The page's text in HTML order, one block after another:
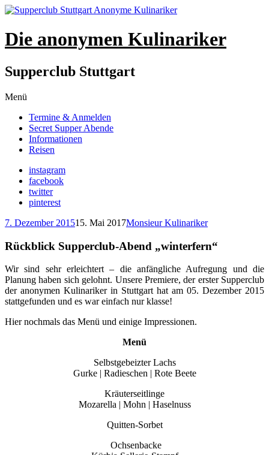
Die anonymen Kulinariker
Supperclub Stuttgart
Menü
springen
Termine & Anmelden
Secret Supper Abende
Informationen
Reisen
instagram
facebook
twitter
pinterest
7. Dezember 201515. Mai 2017Monsieur Kulinariker
Rückblick Supperclub-Abend „winterfern“
Wir sind sehr erleichtert – die anfängliche Aufregung und die
Planung haben sich gelohnt. Unsere Premiere, der erster Supperclub
der anonymen Kulinariker in Stuttgart hat am 05. Dezember 2015
stattgefunden und es war einfach nur klasse!
Hier nochmals das Menü und einige Impressionen.
Menü
Selbstgebeizter Lachs
Gurke | Radieschen | Rote Beete
Kräuterseitlinge
Mozarella | Mohn | Haselnuss
Quitten-Sorbet
Ochsenbacke